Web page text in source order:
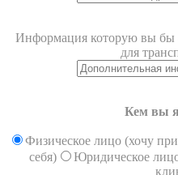
Информация которую вы бы
для
Кем вы
Физическое лицо (хочу
себя)
Юридическое